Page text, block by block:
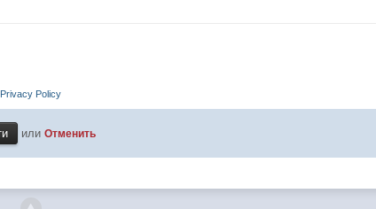
Privacy Policy
или Отменить